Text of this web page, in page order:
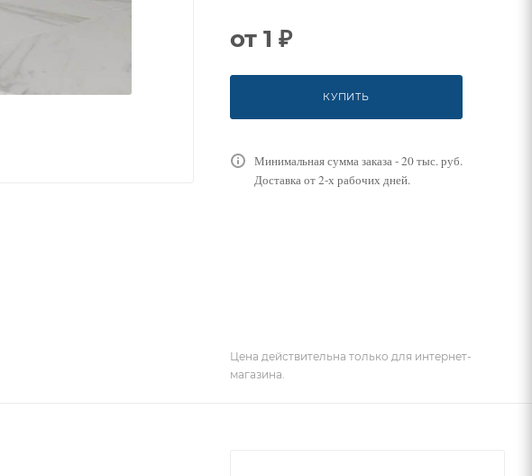
от 1 ₽
КУПИТЬ
Минимальная сумма заказа - 20 тыс. руб.
Доставка от 2-х рабочих дней.
Цена действительна только для интернет-
магазина.